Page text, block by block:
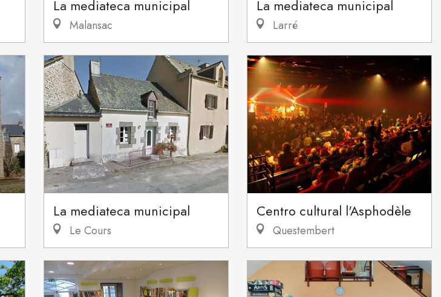
La mediateca municipal
Malansac
La mediateca municipal
Larré
La mediateca municipal
Le Cours
Centro cultural l'Asphodèle
Questembert